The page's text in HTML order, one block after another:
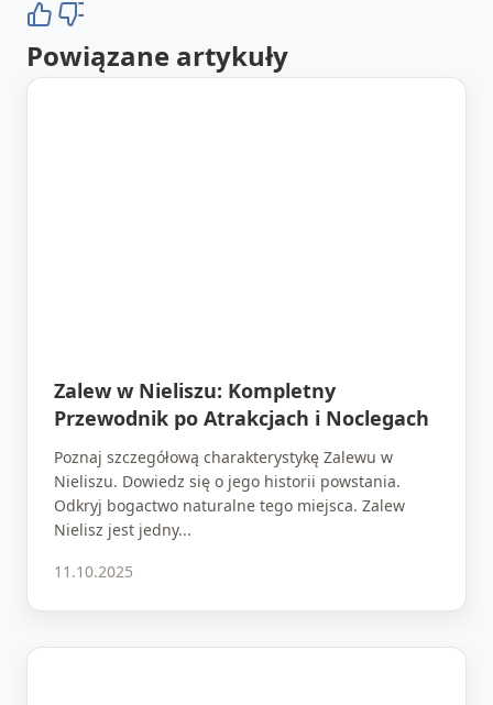
Powiązane artykuły
Zalew w Nieliszu: Kompletny
Przewodnik po Atrakcjach i Noclegach
Poznaj szczegółową charakterystykę Zalewu w
Nieliszu. Dowiedz się o jego historii powstania.
Odkryj bogactwo naturalne tego miejsca. Zalew
Nielisz jest jedny...
11.10.2025